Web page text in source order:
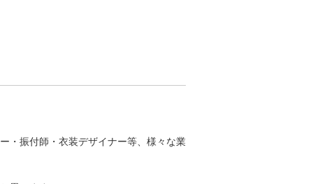
・振付師・衣装デザイナー等、様々な業